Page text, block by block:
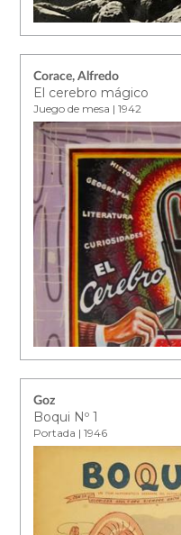
Corace, Alfredo
El cerebro mágico
Juego de mesa | 1942
Goz
Boqui Nº 1
Portada | 1946